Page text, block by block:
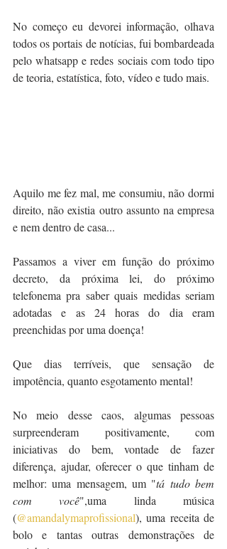
No começo eu devorei informação, olhava
todos os portais de notícias, fui bombardeada
pelo whatsapp e redes sociais com todo tipo
de teoria, estatística, foto, vídeo e tudo mais.
Aquilo me fez mal, me consumiu, não dormi
direito, não existia outro assunto na empresa
e nem dentro de casa...
Passamos a viver em função do próximo
decreto, da próxima lei, do próximo
telefonema pra saber quais medidas seriam
adotadas e as 24 horas do dia eram
preenchidas por uma doença!
Que dias terríveis, que sensação de
impotência, quanto esgotamento mental!
No meio desse caos, algumas pessoas
surpreenderam positivamente, com
iniciativas do bem, vontade de fazer
diferença, ajudar, oferecer o que tinham de
melhor: uma mensagem, um "tá tudo bem
com você",uma linda música
(@amandalymaprofissional), uma receita de
bolo e tantas outras demonstrações de